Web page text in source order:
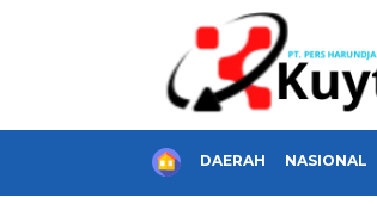
HOME
DAERAH NASIONAL